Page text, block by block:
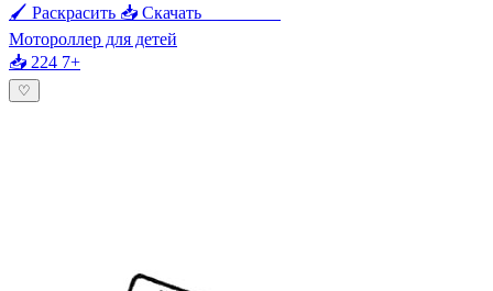
🖌 Раскрасить 📥 Скачать
Мотороллер для детей
📥 224 7+
♡